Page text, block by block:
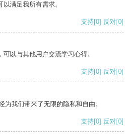
满足我所有需求。
支持[0] 反对[0]
以与其他用户交流学习心得。
支持[0] 反对[0]
我们带来了无限的隐私和自由。
支持[0] 反对[0]